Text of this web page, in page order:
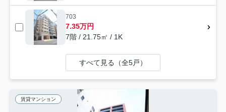
703
7.35万円
7階 / 21.75㎡ / 1K
すべて見る（全5戸）
賃貸マンション